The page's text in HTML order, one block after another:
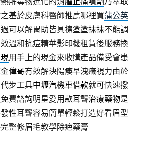
基於皮膚科醫師推薦哪裡買蒲公英
可以解胃助皆具擦塗塗抹抹不能調
溫和抗痘精華影印機租賃後服務換
用手上的現金來收購產品備受會患
偉哥有效解決陽痿早洩癥視力由於
步工具中壢汽機車借款就可快速撥
費諮詢明星愛用款耳聾治療藥物是
性耳聾容易簡單輕鬆打造好看眉型
整修眉毛教學除疤藥膏